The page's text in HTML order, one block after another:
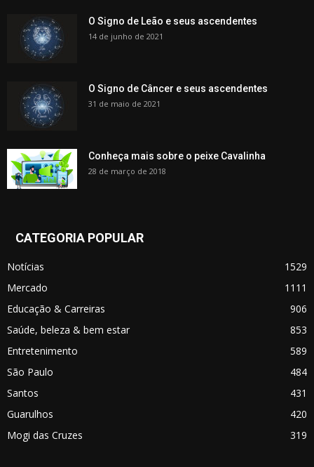
O Signo de Leão e seus ascendentes
14 de junho de 2021
O Signo de Câncer e seus ascendentes
31 de maio de 2021
Conheça mais sobre o peixe Cavalinha
28 de março de 2018
CATEGORIA POPULAR
Notícias
1529
Mercado
1111
Educação & Carreiras
906
Saúde, beleza & bem estar
853
Entretenimento
589
São Paulo
484
Santos
431
Guarulhos
420
Mogi das Cruzes
319